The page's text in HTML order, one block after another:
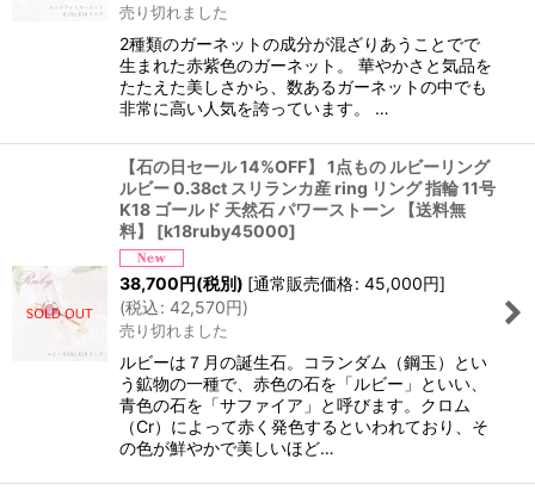
売り切れました
2種類のガーネットの成分が混ざりあうことでで
生まれた赤紫色のガーネット。 華やかさと気品を
たたえた美しさから、数あるガーネットの中でも
非常に高い人気を誇っています。 …
【石の日セール 14%OFF】 1点もの ルビーリング
ルビー 0.38ct スリランカ産 ring リング 指輪 11号
K18 ゴールド 天然石 パワーストーン 【送料無
料】
[k18ruby45000]
38,700円(税別) [通常販売価格: 45,000円]
(税込: 42,570円)
売り切れました
ルビーは７月の誕生石。コランダム（鋼玉）とい
う鉱物の一種で、赤色の石を「ルビー」といい、
青色の石を「サファイア」と呼びます。クロム
（Cr）によって赤く発色するといわれており、そ
の色が鮮やかで美しいほど…